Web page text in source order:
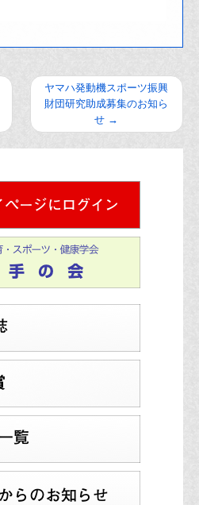
ヤマハ発動機スポーツ振興
財団研究助成募集のお知ら
せ →